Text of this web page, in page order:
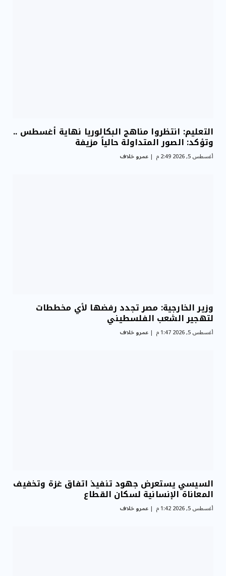
التعليم: انتظروا مناهج البكالوريا نهاية أغسطس ..
وتؤكد: الصور المتداولة حالياً مزيفة
أغسطس 5, 2026 2:49 م عمرو خلاف
وزير الخارجية: مصر تجدد رفضها لأي مخططات
لتهجير الشعب الفلسطيني
أغسطس 5, 2026 1:47 م عمرو خلاف
السيسي يستعرض جهود تنفيذ اتفاق غزة وتخفيف
المعاناة الإنسانية لسكان القطاع
أغسطس 5, 2026 1:42 م عمرو خلاف